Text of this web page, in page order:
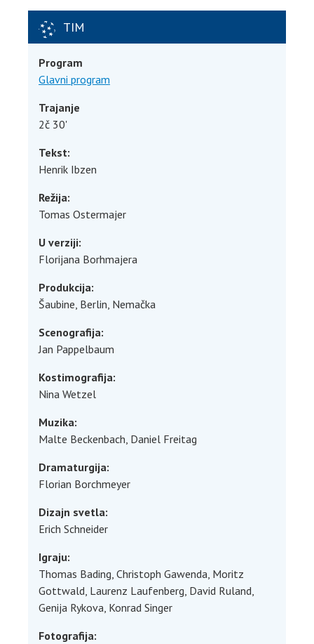
TIM
Program
Glavni program
Trajanje
2č 30'
Tekst:
Henrik Ibzen
Režija:
Tomas Ostermajer
U verziji:
Florijana Borhmajera
Produkcija:
Šaubine, Berlin, Nemačka
Scenografija:
Jan Pappelbaum
Kostimografija:
Nina Wetzel
Muzika:
Malte Beckenbach, Daniel Freitag
Dramaturgija:
Florian Borchmeyer
Dizajn svetla:
Erich Schneider
Igraju:
Thomas Bading, Christoph Gawenda, Moritz
Gottwald, Laurenz Laufenberg, David Ruland,
Genija Rykova, Konrad Singer
Fotografija: